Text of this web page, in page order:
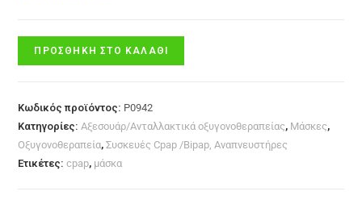
ΠΡΟΣΘΉΚΗ ΣΤΟ ΚΑΛΆΘΙ
Κωδικός προϊόντος: P0942
Κατηγορίες: Αξεσουάρ/Ανταλλακτικά οξυγονοθεραπείας, Μάσκες,
Οξυγονοθεραπεία,Συσκευές Cpap /Bipap, Αναπνευστήρες
Ετικέτες:cpap, μάσκα